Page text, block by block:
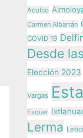
Aculco
Carmen Albarrán
COVID 19
Desde
Elección 2023
Vargas
Esquer
Lerma